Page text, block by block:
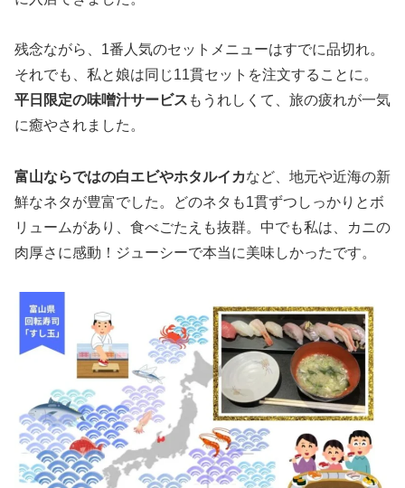
残念ながら、1番人気のセットメニューはすでに品切れ。
それでも、私と娘は同じ11貫セットを注文することに。
平日限定の味噌汁サービス もうれしくて、旅の疲れが一気
に癒やされました。
富山ならではの白エビやホタルイカなど、地元や近海の新
鮮なネタが豊富でした。どのネタも1貫ずつしっかりとボ
リュームがあり、食べごたえも抜群。中でも私は、カニの
肉厚さに感動！ジューシーで本当に美味しかったです。